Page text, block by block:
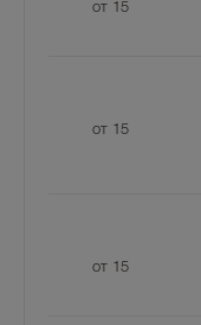
от 15
от 15
от 15